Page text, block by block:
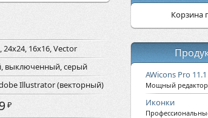
24x24, 16x16, Vector
выключенный, серый
Illustrator (векторный)
₽
Корзина
AWicons Pro 11.1
Мощный
Иконки